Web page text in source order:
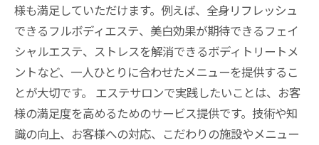
様も満足していただけます。例えば、全身リフレッシュ
できるフルボディエステ、美白効果が期待できるフェイ
シャルエステ、ストレスを解消できるボディトリートメ
ントなど、一人ひとりに合わせたメニューを提供するこ
とが大切です。 エステサロンで実践したいことは、お客
様の満足度を高めるためのサービス提供です。技術や知
識の向上、お客様への対応、こだわりの施設やメニュー